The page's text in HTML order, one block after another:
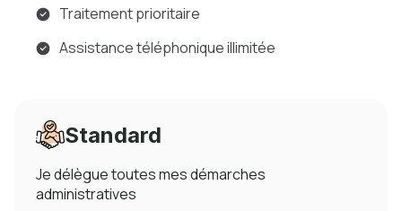
Traitement prioritaire
Assistance téléphonique illimitée
Standard
Je délègue toutes mes démarches
administratives